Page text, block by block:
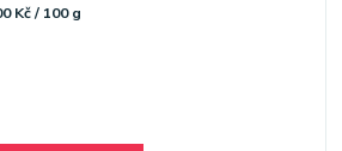
Kč / 100 g